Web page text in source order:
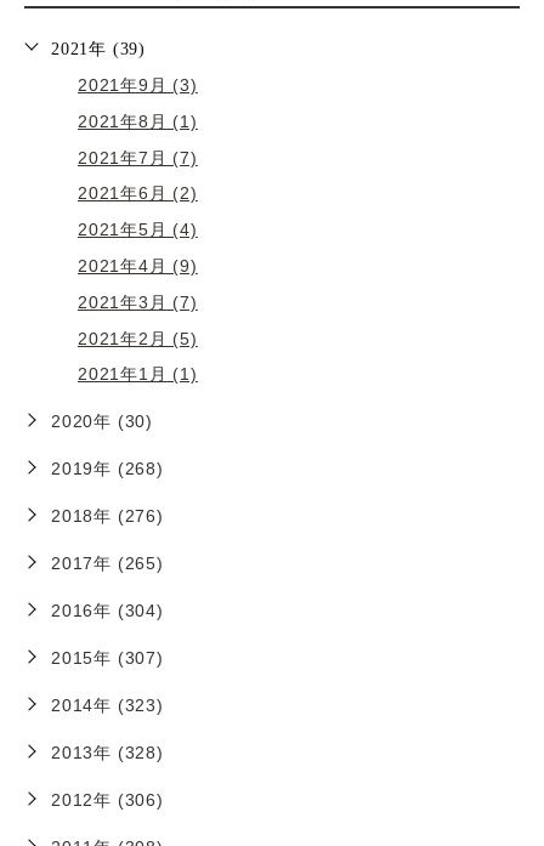
2021年 (39)
2021年9月 (3)
2021年8月 (1)
2021年7月 (7)
2021年6月 (2)
2021年5月 (4)
2021年4月 (9)
2021年3月 (7)
2021年2月 (5)
2021年1月 (1)
2020年 (30)
2019年 (268)
2018年 (276)
2017年 (265)
2016年 (304)
2015年 (307)
2014年 (323)
2013年 (328)
2012年 (306)